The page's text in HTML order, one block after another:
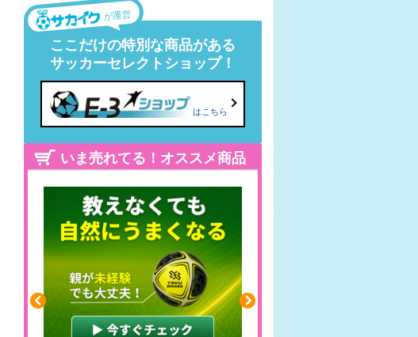
が運営
ここだけの特別な商品がある
サッカーセレクトショップ！
はこちら
いま売れてる！オススメ商品